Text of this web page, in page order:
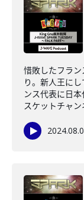
惜敗したフラ
り。新人王に
ンス代表に日
スケットチャン